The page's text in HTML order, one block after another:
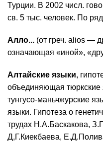
Турции. В 2002 числ.
св. 5 тыс. человек. По
Алло... (от греч. alios —
означающая «иной»,
Алтайские языки,
объединяющая тюркские
тунгусо-маньчжурские
языки. Гипотеза о
трудах Н.А.Баскакова,
Д,Г.Киекбаева,